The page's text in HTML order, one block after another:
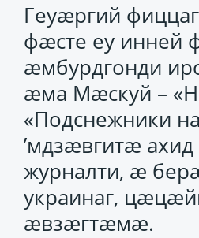
Геуӕргий
фӕсте еу инней
ӕмбурдгонди
ӕма Мӕскуй –
«Подснежники
’мдзӕвгитӕ
журналти, ӕ
украинаг,
ӕвзӕгтӕмӕ.